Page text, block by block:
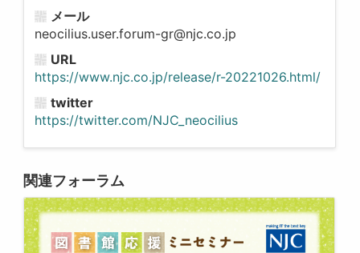
メール
neocilius.user.forum-gr@njc.co.jp
URL
https://www.njc.co.jp/release/r-20221026.html/
twitter
https://twitter.com/NJC_neocilius
関連フォーラム